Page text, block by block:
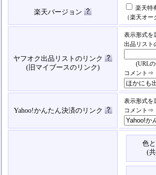
楽天バージョン
楽天特
（楽天オ
ヤフオク出品リストのリンク
(旧マイブースのリンク)
表示形式
出品リスト
(URLの例
コメント⇒
Yahoo!かんたん決済のリンク
表示形式
コメント⇒
色
(